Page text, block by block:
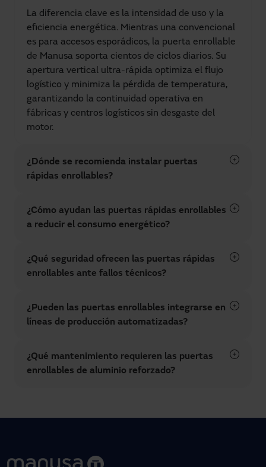
La diferencia clave es la intensidad de uso y la
eficiencia energética. Mientras una convencional
es para accesos esporádicos, la puerta enrollable
de Manusa soporta cientos de ciclos diarios. Su
apertura vertical ultra-rápida optimiza el flujo
logístico y minimiza la pérdida de temperatura,
garantizando la continuidad operativa en
fábricas y centros logísticos sin desgaste del
motor.
¿Dónde se recomienda instalar puertas
rápidas enrollables?
¿Cómo ayudan las puertas rápidas enrollables
a reducir el consumo energético?
¿Qué seguridad ofrecen las puertas rápidas
enrollables ante fallos técnicos?
¿Pueden las puertas enrollables integrarse en
líneas de producción automatizadas?
¿Qué mantenimiento requieren las puertas
enrollables de aluminio reforzado?